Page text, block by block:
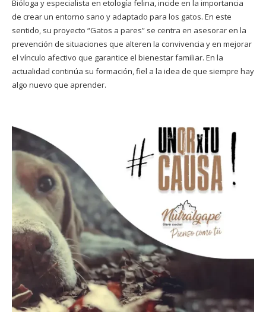
Bióloga y especialista en etología felina, incide en la importancia
de crear un entorno sano y adaptado para los gatos. En este
sentido, su proyecto “Gatos a pares” se centra en asesorar en la
prevención de situaciones que alteren la convivencia y en mejorar
el vínculo afectivo que garantice el bienestar familiar. En la
actualidad continúa su formación, fiel a la idea de que siempre hay
algo nuevo que aprender.